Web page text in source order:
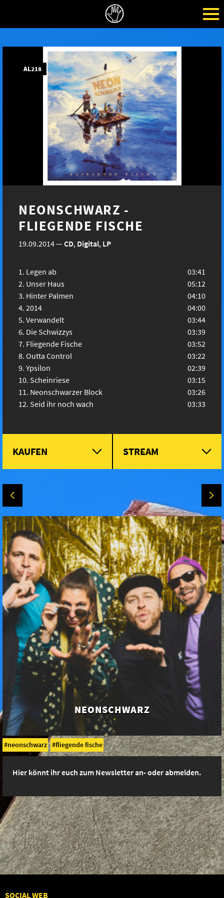
AL218
NEONSCHWARZ -
FLIEGENDE FISCHE
19.09.2014—CD, Digital, LP
Legen ab
03:41
Unser Haus
05:12
Hinter Palmen
04:10
2014
04:00
Verwandelt
03:44
Die Schwizzys
03:39
Fliegende Fische
03:52
Outta Control
03:22
Ypsilon
02:39
Scheinriese
03:15
Neonschwarzer Block
03:26
Seid ihr noch wach
03:33
KAUFEN STREAM
NEONSCHWARZ
neonschwarz fliegende fische
Hier könnt ihr euch zum Newsletter an- oder abmelden.
SOCIAL WEB